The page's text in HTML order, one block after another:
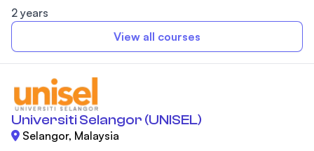
2 years
View all courses
Universiti Selangor (UNISEL)
Selangor, Malaysia